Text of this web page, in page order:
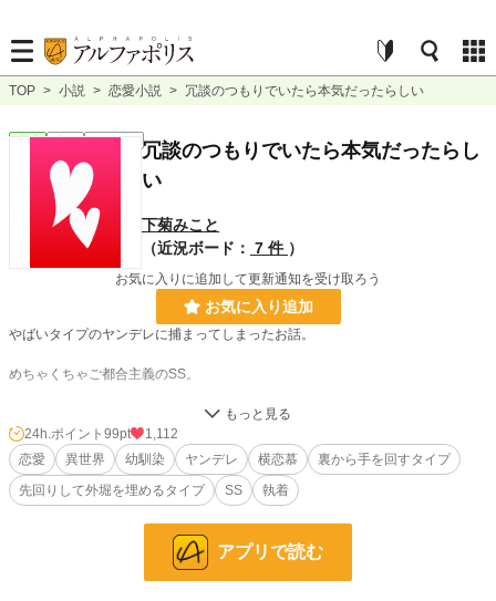
TOP > 小説 > 恋愛小説 > 冗談のつもりでいたら本気だったらしい
恋愛 完結 ｼｮｰﾄｼｮｰﾄ
冗談のつもりでいたら本気だったらし
い
下菊みこと
（近況ボード： 7 件 ）
お気に入りに追加して更新通知を受け取ろう
お気に入り追加
やばいタイプのヤンデレに捕まってしまったお話。
めちゃくちゃご都合主義のSS。
小説家になろう様でも投稿しています。
小説 10,774 位 / 228,781 件
恋愛 4,769 位 / 66,371 件
24h.ポイント 99pt
1,112
恋愛
異世界 幼馴染 ヤンデレ 横恋慕
裏から手を回すタイプ
先回りして外堀を埋めるタイプ
SS 執着
アプリで読む